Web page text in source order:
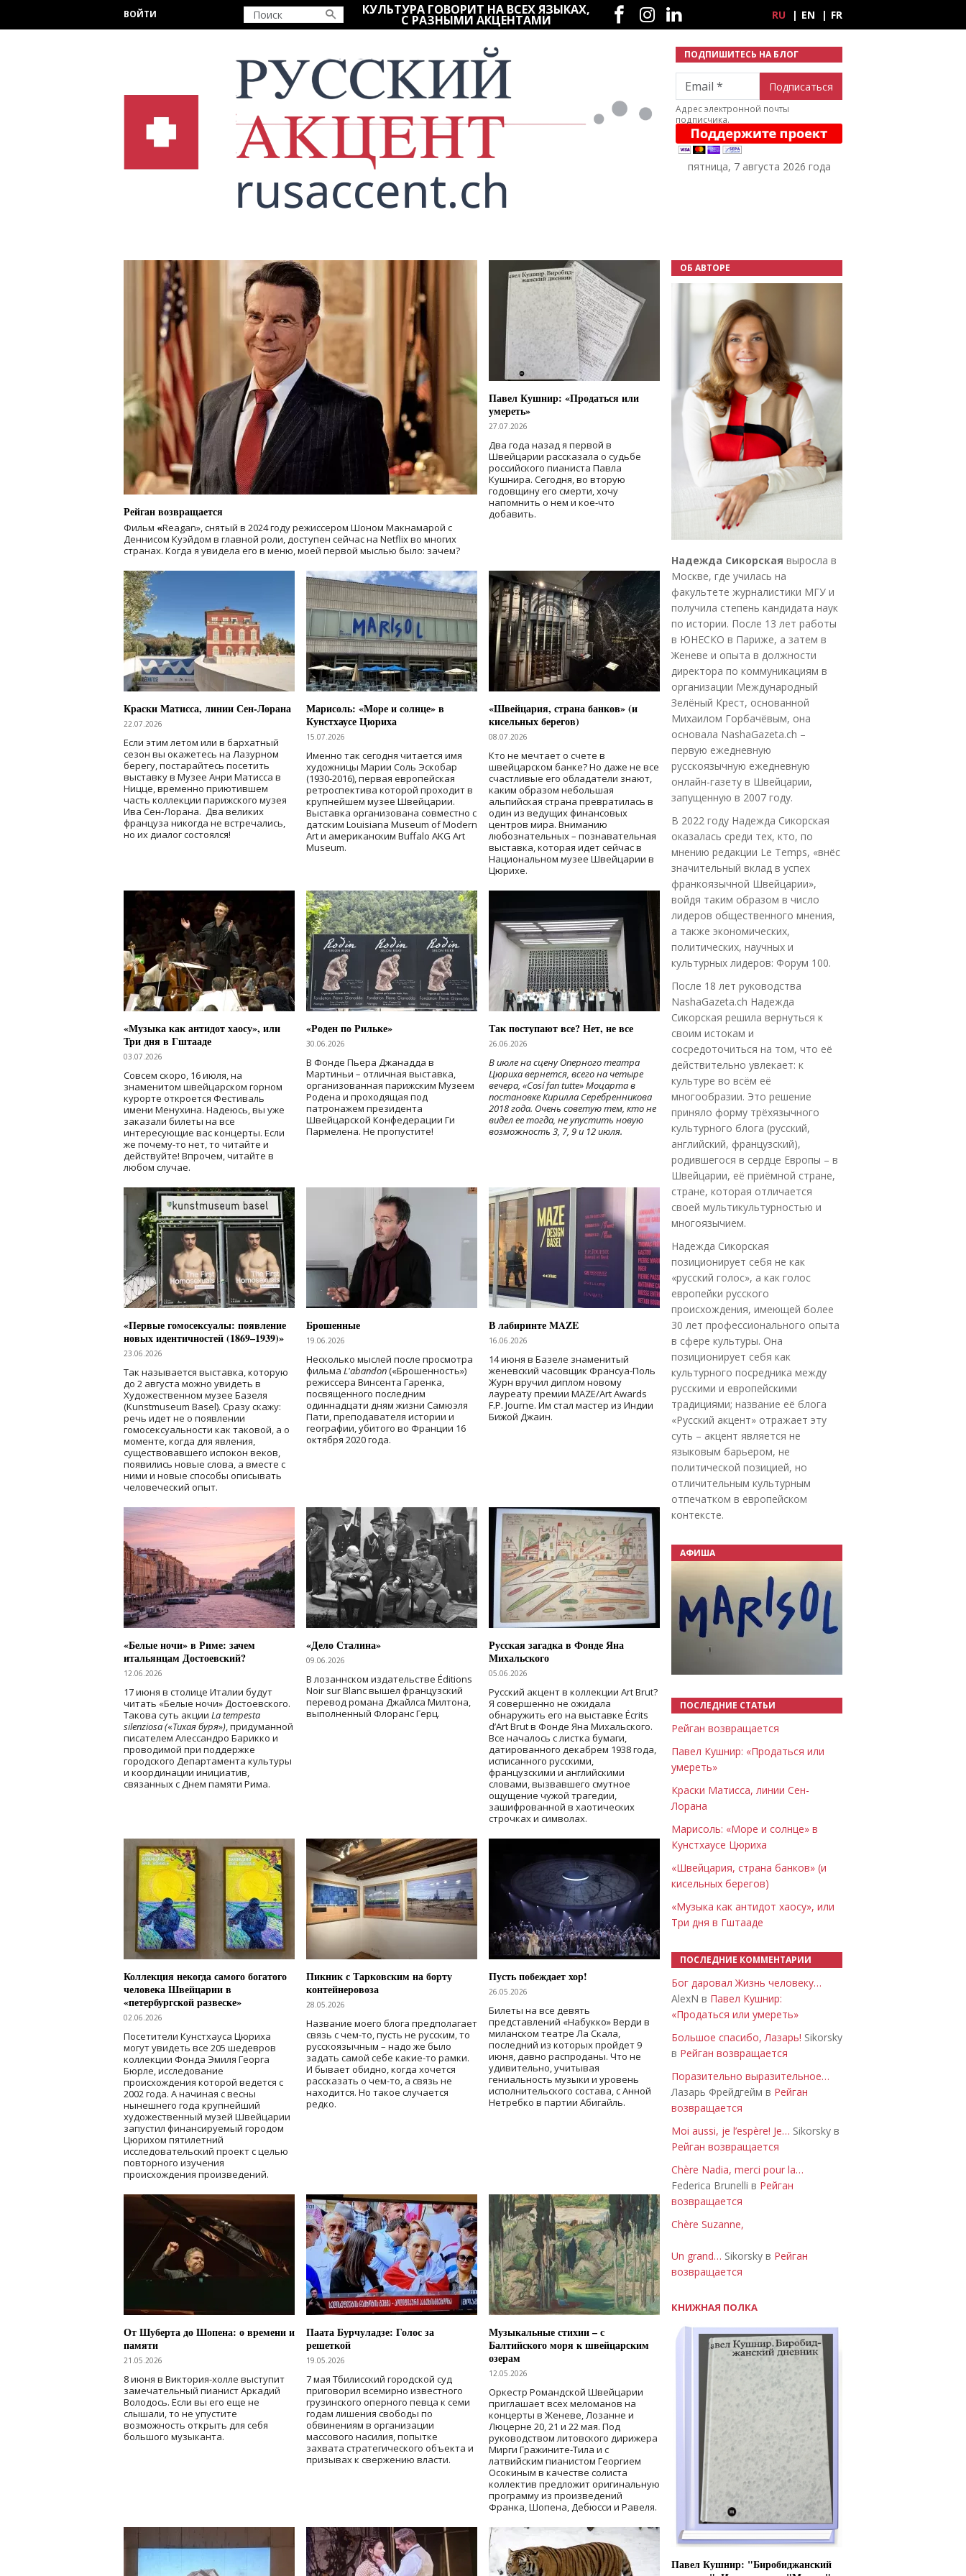
ВОЙТИ КУЛЬТУРА ГОВОРИТ НА ВСЕХ ЯЗЫКАХ,
С РАЗНЫМИ АКЦЕНТАМИ
Социальные сети
RU EN FR
ПОДПИШИТЕСЬ НА БЛОГ
Email
Адрес электронной почты
подписчика.
пятница, 7 августа 2026 года
Рейган возвращается
Фильм «Reagan», снятый в 2024 годурежиссером Шоном Макнамарой с
Деннисом Куэйдом в главной роли, доступен сейчас на Netflix во многих
странах. Когда я увидела его в меню, моей первой мыслью было: зачем?
Павел Кушнир: «Продаться или
умереть»
27.07.2026
Два года назад я первой в
Швейцарии рассказала о судьбе
российского пианиста Павла
Кушнира. Сегодня, во вторую
годовщину его смерти, хочу
напомнить о нем и кое-что
добавить.
Краски Матисса, линии Сен-Лорана
22.07.2026
Если этим летом или в бархатный
сезон вы окажетесь на Лазурном
берегу, постарайтесь посетить
выставку в Музее Анри Матисса в
Ницце, временно приютившем
часть коллекции парижского музея
Ива Сен-Лорана. Два великих
француза никогда не встречались,
но их диалог состоялся!
Марисоль: «Море и солнце» в
Кунстхаусе Цюриха
15.07.2026
Именно так сегодня читается имя
художницы Марии Соль Эскобар
(1930-2016), первая европейская
ретроспектива которой проходит в
крупнейшем музее Швейцарии.
Выставка организована совместно с
датским Louisiana Museum of Modern
Art и американским Buffalo AKG Art
Museum.
«Швейцария, страна банков» (и
кисельных берегов)
08.07.2026
Кто не мечтает о счете в
швейцарском банке? Но даже не все
счастливые его обладатели знают,
каким образом небольшая
альпийская страна превратилась в
один из ведущих финансовых
центров мира. Вниманию
любознательных – познавательная
выставка, которая идет сейчас в
Национальном музее Швейцарии в
Цюрихе.
«Музыка как антидот хаосу», или
Три дня в Гштааде
03.07.2026
Совсем скоро, 16 июля, на
знаменитом швейцарском горном
курорте откроется Фестиваль
имени Менухина. Надеюсь, вы уже
заказали билеты на все
интересующие вас концерты. Если
же почему-то нет, то читайте и
действуйте! Впрочем, читайте в
любом случае.
«Роден по Рильке»
30.06.2026
В Фонде Пьера Джанадда в
Мартиньи – отличная выставка,
организованная парижским Музеем
Родена и проходящая под
патронажем президента
Швейцарской Конфедерации Ги
Пармелена. Не пропустите!
Так поступают все? Нет, не все
26.06.2026
В июле на сцену Оперного театра
Цюриха вернется, всего на четыре
вечера, «Cosí fan tutte» Моцарта в
постановке Кирилла Серебренникова
2018 года. Очень советую тем, кто не
видел ее тогда, не упустить новую
возможность 3, 7, 9 и 12 июля.
«Первые гомосексуалы: появление
новых идентичностей (1869–1939)»
23.06.2026
Так называется выставка, которую
до 2 августа можно увидеть в
Художественном музее Базеля
(Kunstmuseum Basel). Сразу скажу:
речь идет не о появлении
гомосексуальности как таковой, а о
моменте, когда для явления,
существовавшего испокон веков,
появились новые слова, а вместе с
ними и новые способы описывать
человеческий опыт.
Брошенные
19.06.2026
Несколько мыслей после просмотра
фильма L'abandon(«Брошенность»)
режиссера Винсента Гаренка,
посвященного последним
одиннадцати дням жизни Самюэля
Пати, преподавателя истории и
географии, убитого во Франции 16
октября 2020 года.
В лабиринте MAZE
16.06.2026
14 июня в Базеле знаменитый
женевский часовщик Франсуа-Поль
Журн вручил диплом новому
лауреату премии MAZE/Art Awards
F.P. Journe. Им стал мастер из Индии
Бижой Джаин.
«Белые ночи» в Риме: зачем
итальянцам Достоевский?
12.06.2026
17 июня в столице Италии будут
читать «Белые ночи» Достоевского.
Такова суть акции La tempesta
silenziosa («Тихая буря»), придуманной
писателем Алессандро Барикко и
проводимой при поддержке
городского Департамента культуры
и координации инициатив,
связанных с Днем памяти Рима.
«Дело Сталина»
09.06.2026
В лозаннском издательстве Éditions
Noir sur Blanc вышел французский
перевод романа Джайлса Милтона,
выполненный Флоранс Герц.
Русская загадка в Фонде Яна
Михальского
05.06.2026
Русский акцент в коллекции Art Brut?
Я совершенно не ожидала
обнаружить его на выставке Écrits
d’Art Brut в Фонде Яна Михальского.
Все началось с листка бумаги,
датированного декабрем 1938 года,
исписанного русскими,
французскими и английскими
словами, вызвавшего смутное
ощущение чужой трагедии,
зашифрованной в хаотических
строчках и символах.
Коллекция некогда самого богатого
человека Швейцарии в
«петербургской развеске»
02.06.2026
Посетители Кунстхауса Цюриха
могут увидеть все 205 шедевров
коллекции Фонда Эмиля Георга
Бюрле, исследование
происхождения которой ведется с
2002 года. А начиная с весны
нынешнего года крупнейший
художественный музей Швейцарии
запустил финансируемый городом
Цюрихом пятилетний
исследовательский проект с целью
повторного изучения
происхождения произведений.
Пикник с Тарковским на борту
контейнеровоза
28.05.2026
Название моего блога предполагает
связь с чем-то, пусть не русским, то
русскоязычным – надо же было
задать самой себе какие-то рамки.
И бывает обидно, когда хочется
рассказать о чем-то, а связь не
находится. Но такое случается
редко.
Пусть побеждает хор!
26.05.2026
Билеты на все девять
представлений «Набукко» Верди в
миланском театре Ла Скала,
последний из которых пройдет 9
июня, давно распроданы. Что не
удивительно, учитывая
гениальность музыки и уровень
исполнительского состава, с Анной
Нетребко в партии Абигайль.
От Шуберта до Шопена: о времени и
памяти
21.05.2026
8 июня в Виктория-холле выступит
замечательный пианист Аркадий
Володось. Если вы его еще не
слышали, то не упустите
возможность открыть для себя
большого музыканта.
Паата Бурчуладзе: Голос за
решеткой
19.05.2026
7 мая Тбилисский городской суд
приговорил всемирно известного
грузинского оперного певца к семи
годам лишения свободы по
обвинениям в организации
массового насилия, попытке
захвата стратегического объекта и
призывах к свержению власти.
Музыкальные стихии – с
Балтийского моря к швейцарским
озерам
12.05.2026
Оркестр Романдской Швейцарии
приглашает всех меломанов на
концерты в Женеве, Лозанне и
Люцерне 20, 21 и 22 мая. Под
руководством литовского дирижера
Мирги Гражините-Тила и с
латвийским пианистом Георгием
Осокиным в качестве солиста
коллектив предложит оригинальную
программу из произведений
Франка, Шопена, Дебюсси и Равеля.
ОБ АВТОРЕ
Надежда Сикорская выросла в
Москве, где училась на
факультете журналистики МГУ и
получила степень кандидата наук
по истории. После 13 лет работы
в ЮНЕСКО в Париже, а затем в
Женеве и опыта в должности
директора по коммуникациям в
организации Международный
Зелёный Крест, основанной
Михаилом Горбачёвым, она
основала NashaGazeta.ch –
первую ежедневную
русскоязычную ежедневную
онлайн-газету в Швейцарии,
запущенную в 2007 году.
В 2022 году Надежда Сикорская
оказалась среди тех, кто, по
мнению редакции Le Temps, «внёс
значительный вклад в успех
франкоязычной Швейцарии»,
войдя таким образом в число
лидеров общественного мнения,
а также экономических,
политических, научных и
культурных лидеров: Форум 100.
После 18 лет руководства
NashaGazeta.ch Надежда
Сикорская решила вернуться к
своим истокам и
сосредоточиться на том, что её
действительно увлекает: к
культуре во всём её
многообразии. Это решение
приняло форму трёхязычного
культурного блога (русский,
английский, французский),
родившегося в сердце Европы – в
Швейцарии, её приёмной стране,
стране, которая отличается
своей мультикультурностью и
многоязычием.
Надежда Сикорская
позиционирует себя не как
«русский голос», а как голос
европейки русского
происхождения, имеющей более
30 лет профессионального опыта
в сфере культуры. Она
позиционирует себя как
культурного посредника между
русскими и европейскими
традициями; название её блога
«Русский акцент» отражает эту
суть – акцент является не
языковым барьером, не
политической позицией, но
отличительным культурным
отпечатком в европейском
контексте.
АФИША
ПОСЛЕДНИЕ СТАТЬИ
Рейган возвращается
Павел Кушнир: «Продаться или
умереть»
Краски Матисса, линии Сен-
Лорана
Марисоль: «Море и солнце» в
Кунстхаусе Цюриха
«Швейцария, страна банков» (и
кисельных берегов)
«Музыка как антидот хаосу», или
Три дня в Гштааде
ПОСЛЕДНИЕ КОММЕНТАРИИ
Бог даровал Жизнь человеку…
AlexN в Павел Кушнир:
«Продаться или умереть»
Большое спасибо, Лазарь! Sikorsky
в Рейган возвращается
Поразительно выразительное…
Лазарь Фрейдгейм в Рейган
возвращается
Moi aussi, je l’espère! Je… Sikorsky в
Рейган возвращается
Chère Nadia, merci pour la…
Federica Brunelli в Рейган
возвращается
Chère Suzanne,
Un grand… Sikorsky в Рейган
возвращается
КНИЖНАЯ ПОЛКА
Павел Кушнир: "Биробиджанский